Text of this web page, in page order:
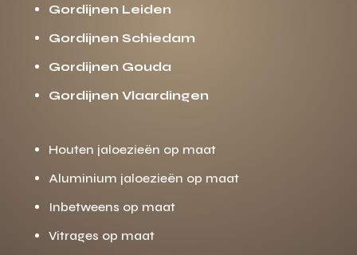
Gordijnen Leiden
Gordijnen Schiedam
Gordijnen Gouda
Gordijnen Vlaardingen
Houten jaloezieën op maat
Aluminium jaloezieën op maat
Inbetweens op maat
Vitrages op maat